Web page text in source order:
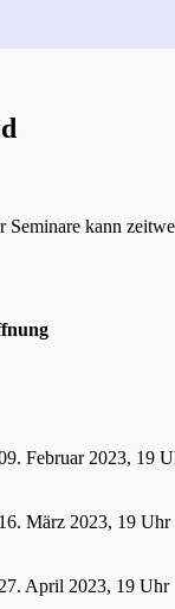
kann
Februar 2023, 19
März 2023, 19 Uhr
April 2023, 19 Uhr